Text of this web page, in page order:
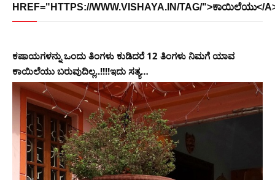
HREF="HTTPS://WWW.VISHAYA.IN/TAG/">ಕಾಯಿಲೆಯು</
ಕಷಾಯಗಳನ್ನು ಒಂದು ತಿಂಗಳು ಕುಡಿದರೆ 12 ತಿಂಗಳು ನಿಮಗೆ ಯಾವ
ಕಾಯಿಲೆಯು ಬರುವುದಿಲ್ಲ..!!!!ಇದು ಸತ್ಯ…